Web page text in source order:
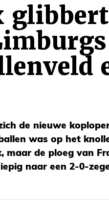
de nieuwe
was op het
maar de ploeg van
naar een 2-0-